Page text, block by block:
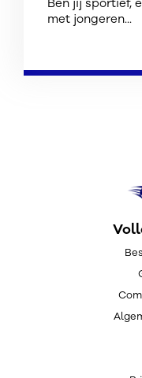
Ben jij sportief,
met jongeren...